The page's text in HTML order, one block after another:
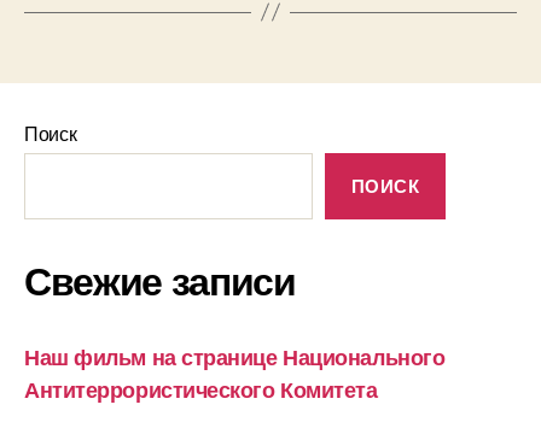
Поиск
ПОИСК
Свежие записи
Наш фильм на странице Национального
Антитеррористического Комитета